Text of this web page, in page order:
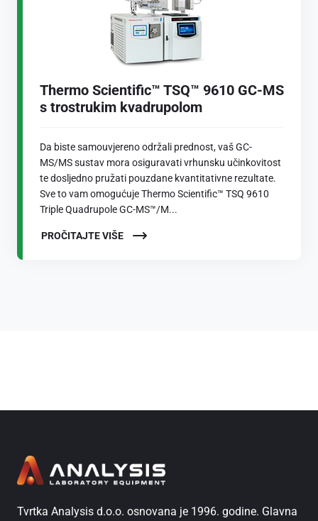
Thermo Scientific™ TSQ™ 9610 GC-MS
s trostrukim kvadrupolom
Da biste samouvjereno održali prednost, vaš GC-
MS/MS sustav mora osiguravati vrhunsku učinkovitost
te dosljedno pružati pouzdane kvantitativne rezultate.
Sve to vam omogućuje Thermo Scientific™ TSQ 9610
Triple Quadrupole GC-MS™/M...
PROČITAJTE VIŠE
Tvrtka Analysis d.o.o. osnovana je 1996. godine. Glavna